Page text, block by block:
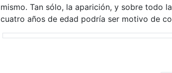
mismo. Tan sólo, la aparición, y sobre todo
cuatro años de edad podría ser motivo de